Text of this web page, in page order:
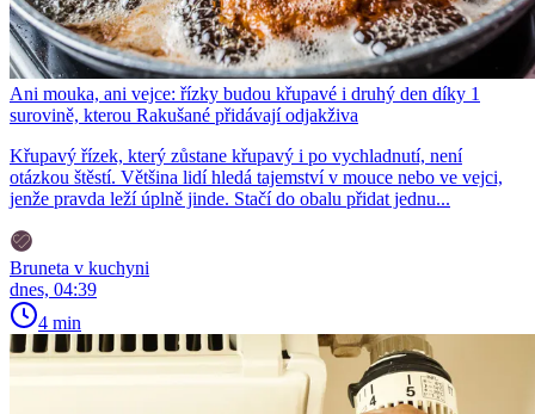
Ani mouka, ani vejce: řízky budou křupavé i druhý den díky 1
surovině, kterou Rakušané přidávají odjakživa
Křupavý řízek, který zůstane křupavý i po vychladnutí, není
otázkou štěstí. Většina lidí hledá tajemství v mouce nebo ve vejci,
jenže pravda leží úplně jinde. Stačí do obalu přidat jednu...
Bruneta v kuchyni
dnes, 04:39
4 min